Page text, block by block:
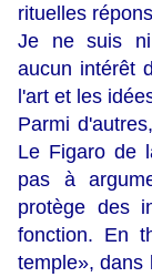
rituelles
Je ne suis ni
aucun intérêt
l'art et les
Parmi
Le Figaro de
pas à
protège des
fonction. En
temple», dans